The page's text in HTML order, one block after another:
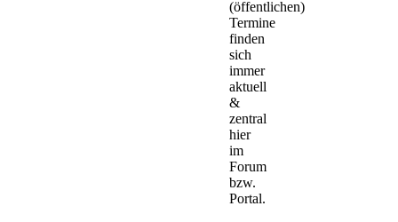
(öffentlichen)
Termine
finden
sich
immer
aktuell
&
zentral
hier
im
Forum
bzw.
Portal.